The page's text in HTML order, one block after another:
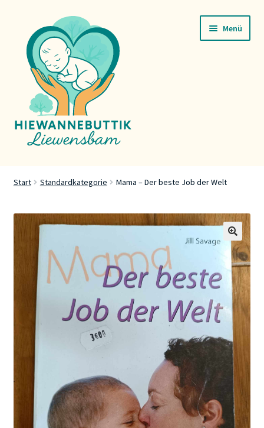
Navigation
springen
Inhalt
springen
Menü
Buttik
Kontakt
Start Standardkategorie Mama – Der beste Job der Welt
🔍